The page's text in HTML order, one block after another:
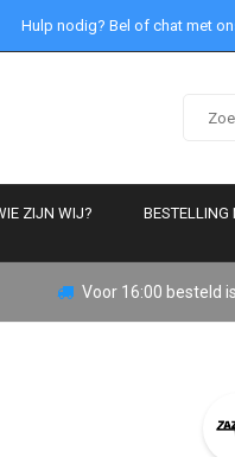
Hulp nodig? Bel of chat met
ZIJN WIJ? BESTELLING
Voor 16:00 besteld